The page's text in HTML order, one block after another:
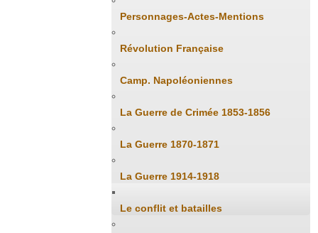
Personnages-Actes-Mentions
Révolution Française
Camp. Napoléoniennes
La Guerre de Crimée 1853-1856
La Guerre 1870-1871
La Guerre 1914-1918
Le conflit et batailles